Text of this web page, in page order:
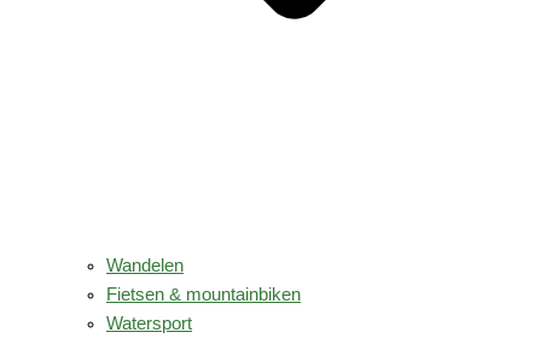
Wandelen
Fietsen & mountainbiken
Watersport